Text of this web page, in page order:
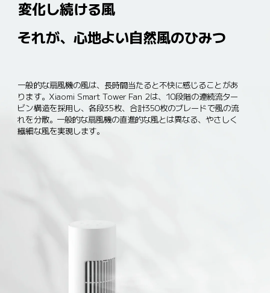
変化し続ける風
それが、心地よい自然風のひみつ
一般的な扇風機の風は、長時間当たると不快に感じることがあ
ります。Xiaomi Smart Tower Fan 2は、10段階の連続流ター
ビン構造を採用し、各段35枚、合計350枚のブレードで風の流
れを分散。一般的な扇風機の直進的な風とは異なる、やさしく
繊細な風を実現します。